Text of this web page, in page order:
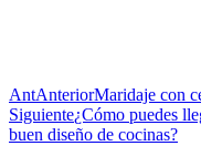
AntAnteriorMaridaje con
Siguiente¿Cómo puedes
buen diseño de cocinas?